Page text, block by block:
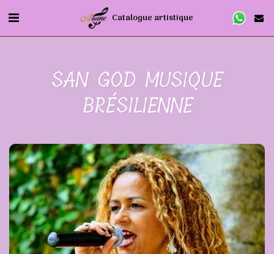
Catalogue artistique
SAN GOD MUSIQUE
BRÉSILIENNE